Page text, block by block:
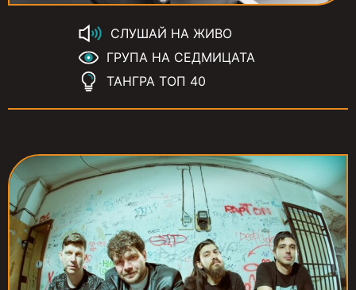
СЛУШАЙ НА ЖИВО
ГРУПА НА СЕДМИЦАТА
ТАНГРА ТОП 40